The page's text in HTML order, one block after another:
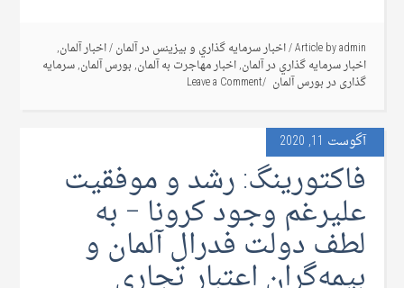
Article byadmin
/اخبار سرمايه گذاري و بيزينس در آلمان/اخبار آلمان,
اخبار سرمايه گذاري در آلمان,اخبار مهاجرت به آلمان,بورس آلمان,سرمایه
گذاری در بورس آلمان Leave a Comment
آگوست 11, 2020
فاکتورینگ: رشد و موفقیت
علیرغم وجود کرونا – به
لطف دولت فدرال آلمان و